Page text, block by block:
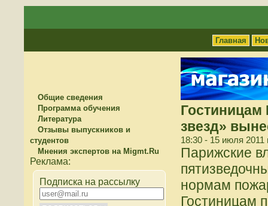
Главная
Общие сведения
Программа обучения
Литература
Отзывы выпускников и
студентов
Мнения экспертов на Migmt.Ru
Подписка на рассылку
Гостиницам
звезд»
18:30 - 15 июля 2011
Парижские
нормам
Гостиницам